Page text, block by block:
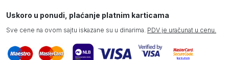
Uskoro u ponudi, plaćanje platnim karticama
Sve cene na ovom sajtu iskazane su u dinarima. PDV je uračunat u cenu.